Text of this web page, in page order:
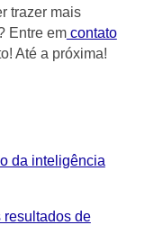
trazer mais
Entre emcontato
Até a próxima!
da inteligência
resultados de